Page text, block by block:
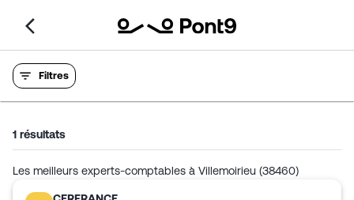
Filtres
1 résultats
Les meilleurs experts-comptables à Villemoirieu (38460)